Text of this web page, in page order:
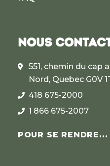
NOUS
551, chemin du cap
Nord, Quebec G0V
418 675-2000
1 866 675-2007
POUR SE RENDRE...